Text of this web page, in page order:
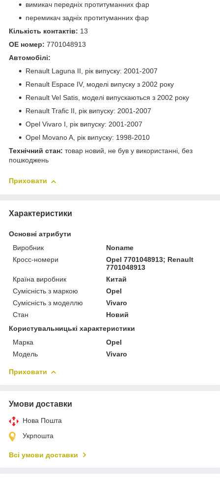
вимикач передніх протитуманних фар
перемикач задніх протитуманних фар
Кількість контактів: 13
OE номер: 7701048913
Автомобілі:
Renault Laguna II, рік випуску: 2001-2007
Renault Espace IV, моделі випуску з 2002 року
Renault Vel Satis, моделі випускаються з 2002 року
Renault Trafic II, рік випуску: 2001-2007
Opel Vivaro I, рік випуску: 2001-2007
Opel Movano A, рік випуску: 1998-2010
Технічний стан: товар новий, не був у використанні, без
пошкоджень
Приховати
Характеристики
Основні атрибути
Виробник
Noname
Кросс-номери
Opel 7701048913; Renault
7701048913
Країна виробник
Китай
Сумісність з маркою
Opel
Сумісність з моделлю
Vivaro
Стан
Новий
Користувальницькі характеристики
Марка
Opel
Мoдель
Vivaro
Приховати
Умови доставки
Нова Пошта
Укрпошта
Всі умови доставки